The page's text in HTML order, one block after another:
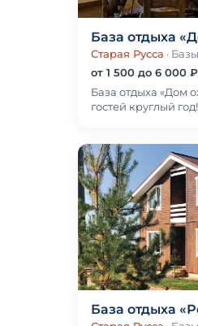
База отдыха
Старая Русса ·
от 1 500 до 6 000
База отдыха «Дом
гостей круглый
База отдыха